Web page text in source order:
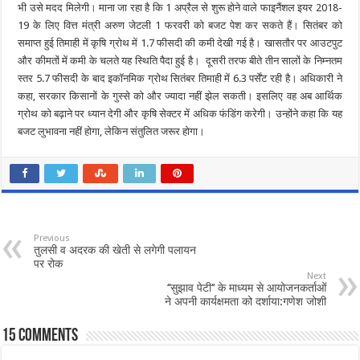
भी उसे मदद मिलेगी। माना जा रहा है कि 1 अप्रैल से शुरू होने वाले फाइनैंशल इयर 2018-
19 के लिए वित्त मंत्री अरुण जेटली 1 फरवरी को बजट पेश कर सकते हैं। सितंबर को
समाप्त हुई तिमाही में कृषि ग्रोथ में 1.7 फीसदी की कमी देखी गई है। खासतौर पर आउटपुट
और कीमतों में कमी के चलते यह स्थिति पैदा हुई है। दूसरी तरफ बीते तीन सालों के निम्नतम
स्तर 5.7 फीसदी के बाद इकॉनमिक ग्रोथ सितंबर तिमाही में 6.3 पर्सेंट रही है। अधिकारी ने
कहा, सरकार किसानों के गुस्से को और ज्यादा नहीं झेल सकती। इसलिए वह अब आर्थिक
ग्रोथ को बढ़ाने पर ध्यान देगी और कृषि सेक्टर में अधिक फंडिंग करेगी। उन्होंने कहा कि यह
बजट लुभावना नहीं होगा, लेकिन संतुलित जरूर होगा।
Previous
तुलसी व अदरक की खेती से लगेगी पलायन
पर रोक
Next
‘‘सुझाव पेटी‘‘ के माध्यम से आयोजनकर्ताओं
ने अपनी कार्यक्षमता को दर्शाया:गणेश जोशी
15 comments